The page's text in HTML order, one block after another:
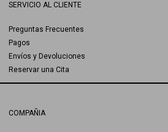
SERVICIO AL CLIENTE
Preguntas Frecuentes
Pagos
Envíos y Devoluciones
Reservar una Cita
COMPAÑIA